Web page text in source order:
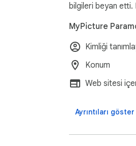
bilgileri beyan etti.
MyPicture
Kimliği
Konum
Web sitesi
Ayrıntıları göster